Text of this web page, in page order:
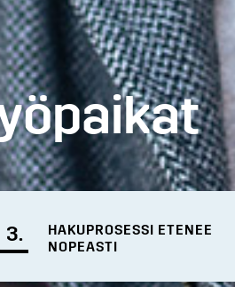
3.
HAKUPROSESSI ETENEE
NOPEASTI